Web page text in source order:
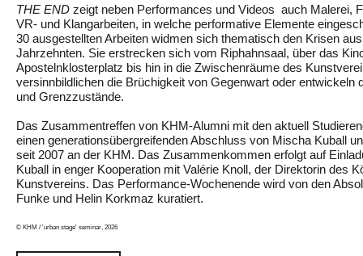
THE END zeigt neben Performances und Videos auch Malerei,
VR- und Klangarbeiten, in welche performative Elemente
30 ausgestellten Arbeiten widmen sich thematisch den Krisen
Jahrzehnten. Sie erstrecken sich vom Riphahnsaal, über das
Apostelnklosterplatz bis hin in die Zwischenräume des
versinnbildlichen die Brüchigkeit von Gegenwart oder entwickeln
und Grenzzustände.
Das Zusammentreffen von KHM-Alumni mit den aktuell
einen generationsübergreifenden Abschluss von Mischa Kuball
seit 2007 an der KHM. Das Zusammenkommen erfolgt auf
Kuball in enger Kooperation mit Valérie Knoll, der Direktorin des
Kunstvereins. Das Performance-Wochenende wird von den
Funke und Helin Korkmaz kuratiert.
© KHM / 'urban stage' seminar, 2026